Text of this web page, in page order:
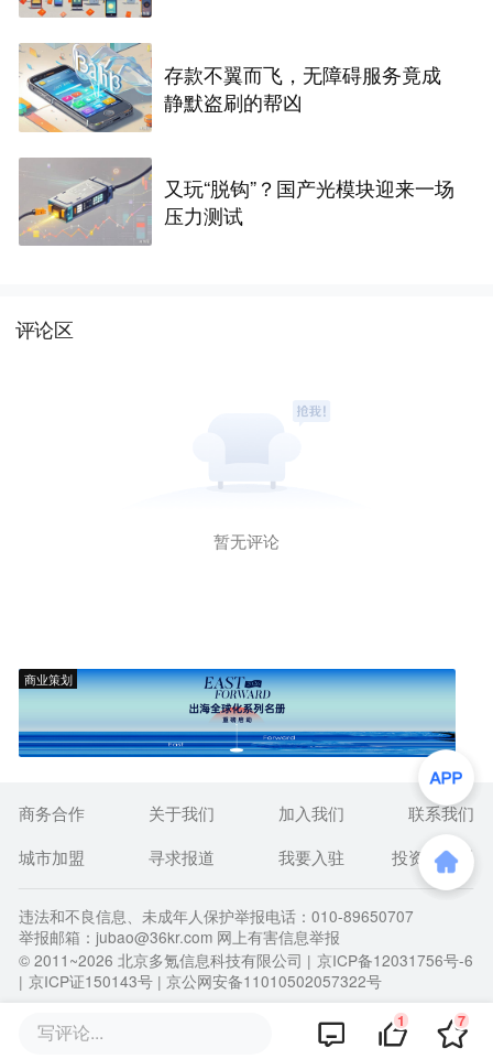
存款不翼而飞，无障碍服务竟成
静默盗刷的帮凶
又玩“脱钩”？国产光模块迎来一场
压力测试
评论区
暂无评论
商业策划
写评论... 1 7
商务合作 关于我们 加入我们
联系我们
城市加盟
寻求报道 我要入驻 投资者关系
违法和不良信息、未成年人保护举报电话：010-89650707
举报邮箱：jubao@36kr.com 网上有害信息举报
© 2011~2026 北京多氪信息科技有限公司 | 京ICP备12031756号-6
| 京ICP证150143号 | 京公网安备11010502057322号